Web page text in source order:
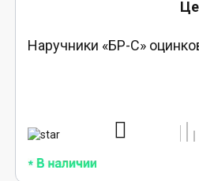
Наручники «БР-С»